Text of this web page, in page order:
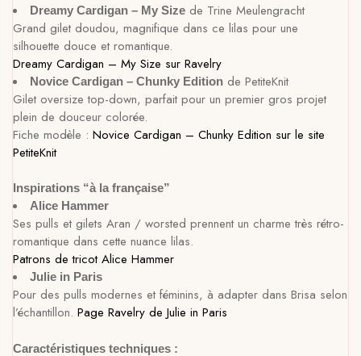
Dreamy Cardigan – My Size de Trine Meulengracht
Grand gilet doudou, magnifique dans ce lilas pour une
silhouette douce et romantique.
Dreamy Cardigan – My Size sur Ravelry
Novice Cardigan – Chunky Edition de PetiteKnit
Gilet oversize top-down, parfait pour un premier gros projet
plein de douceur colorée.
Fiche modèle : Novice Cardigan – Chunky Edition sur le site
PetiteKnit
Inspirations “à la française”
Alice Hammer
Ses pulls et gilets Aran / worsted prennent un charme très rétro-
romantique dans cette nuance lilas.
Patrons de tricot Alice Hammer
Julie in Paris
Pour des pulls modernes et féminins, à adapter dans Brisa selon
l’échantillon. Page Ravelry de Julie in Paris
Caractéristiques techniques :